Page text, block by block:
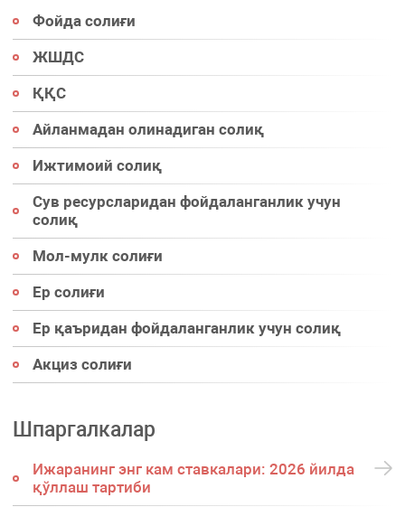
Фойда солиғи
ЖШДС
ҚҚС
Айланмадан олинадиган солиқ
Ижтимоий солиқ
Сув ресурсларидан фойдаланганлик учун
солиқ
Мол-мулк солиғи
Ер солиғи
Ер қаъридан фойдаланганлик учун солиқ
Акциз солиғи
Шпаргалкалар
Ижаранинг энг кам ставкалари: 2026 йилда
қўллаш тартиби